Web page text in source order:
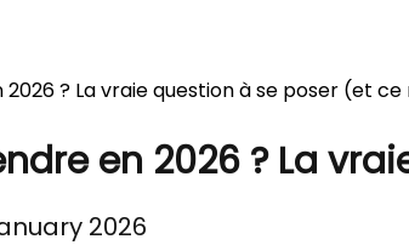
? La vraie question à se poser (et ce
en 2026 ? La
2026